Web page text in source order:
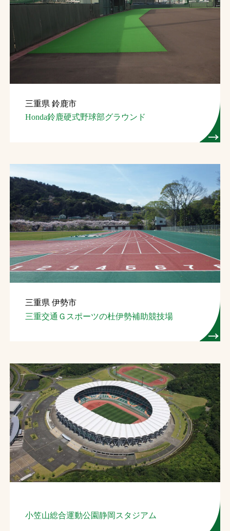
三重県 鈴鹿市
Honda鈴鹿硬式野球部グラウンド
三重県 伊勢市
三重交通Ｇスポーツの杜伊勢補助競技場
小笠山総合運動公園静岡スタジアム